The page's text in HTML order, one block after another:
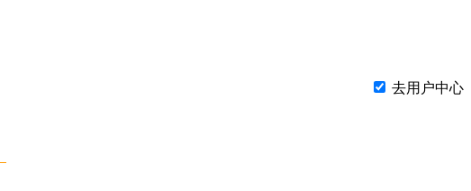
去用户中心